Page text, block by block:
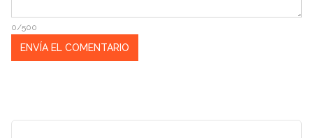
0/500